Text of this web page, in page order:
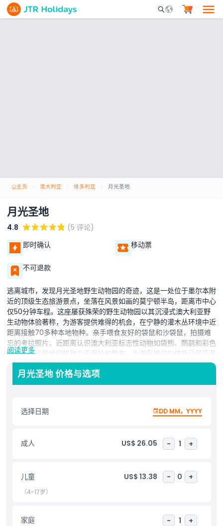
Mobile Search
主页 澳大利亚 维多利亚 月光圣地
月光圣地
4.8
(5 评论)
即时确认
移动票
不可退款
逃离城市，发现月光圣地野生动物园的奇迹，这是一处位于墨尔本附
近的顶级生态旅游景点，坐落在风景如画的莫宁顿半岛，距离市中心
仅50分钟车程。这座屡获殊荣的野生动物园以其沉浸式澳大利亚野
生动物体验著称，为游客提供难得的机会，在宁静的灌木丛环境中近
距离接触70多种本地物种。亲手喂食友好的袋鼠和沙袋鼠，拍摄难
忘的考拉照片，近距离认识澳大利亚标志性动物如袋熊、鸸鹋和彩色
鹦鹉。月光圣地同样致力于保护和教育，为游客提供与塔斯马尼亚恶
魔、南部袋狸和斑尾鼯鼠等濒危物种的深刻互动体验。园内最迷人的
项目之一是灯笼照明夜游，宾客可在夜幕下探索圣地，目睹滑翔鼠和
小沙袋鼠等夜行性生物在星光下的自然栖息地。无论是家庭、情侣、
环境意识，是一个神奇的目的地。无论你是当地居民还是游客，这里
都是墨尔本附近观看澳大利亚动物的最佳去处之一。立即规划您的行
包含项
儿童成人政策
阅读更多
月光圣地 价格与选项
选择日期 DD MM，YYYY
成人 US$ 26.05 - 1 +
儿童 US$ 13.38 - 0 +
（4-17岁）
家庭 - 1 +